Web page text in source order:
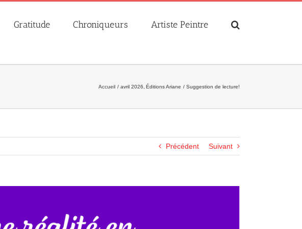
Gratitude Chroniqueurs Artiste Peintre
Accueil avril 2026 Éditions Ariane Suggestion de lecture!
Précédent Suivant